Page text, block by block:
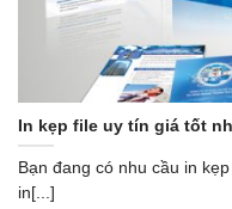
In kẹp file uy tín giá tốt
Bạn đang có nhu cầu in
in[...]